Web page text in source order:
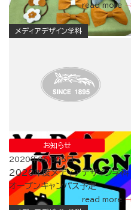
read more
メディアデザイン学科
お知らせ
2020年06月05日
2020年度メディアデザイン学科
オープンキャンパス予定
read more